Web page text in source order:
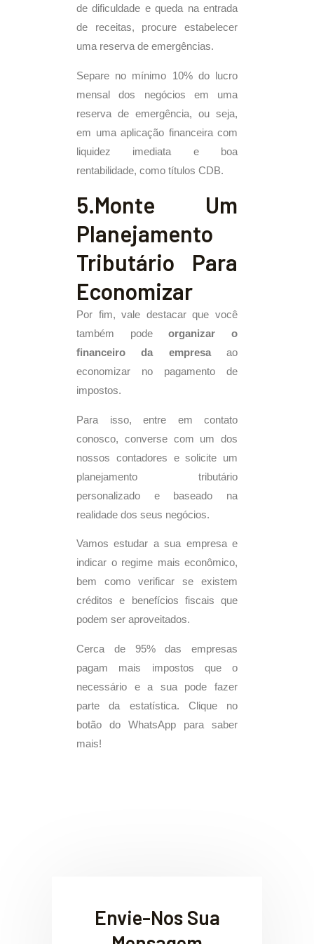
de dificuldade e queda na entrada
de receitas, procure estabelecer
uma reserva de emergências.
Separe no mínimo 10% do lucro
mensal dos negócios em uma
reserva de emergência, ou seja,
em uma aplicação financeira com
liquidez imediata e boa
rentabilidade, como títulos CDB.
5.Monte Um
Planejamento
Tributário Para
Economizar
Por fim, vale destacar que você
também podeorganizar o
financeiro da empresaao
economizar no pagamento de
impostos.
Para isso, entre em contato
conosco, converse com um dos
nossos contadores e solicite um
planejamento tributário
personalizado e baseado na
realidade dos seus negócios.
Vamos estudar a sua empresa e
indicar o regime mais econômico,
bem como verificar se existem
créditos e benefícios fiscais que
podem ser aproveitados.
Cerca de 95% das empresas
pagam mais impostos que o
necessário e a sua pode fazer
parte da estatística. Clique no
botão do WhatsApp para saber
mais!
Envie-Nos Sua